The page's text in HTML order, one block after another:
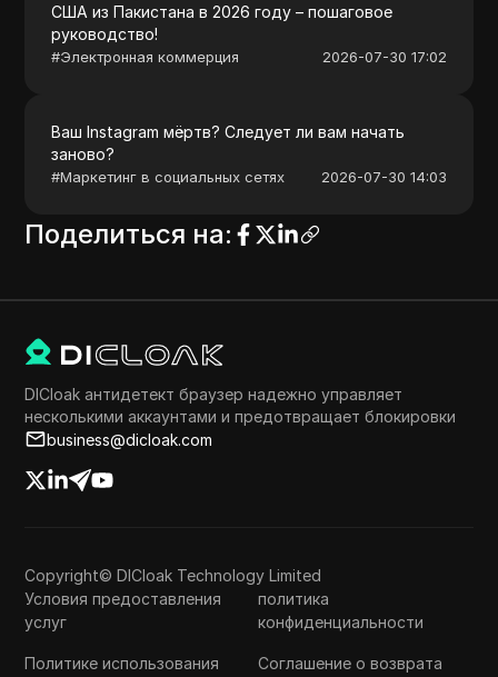
США из Пакистана в 2026 году – пошаговое
руководство!
#Электронная коммерция 2026-07-30 17:02
Ваш Instagram мёртв? Следует ли вам начать
заново?
#Маркетинг в социальных сетях 2026-07-30 14:03
Поделиться на:
DICloak антидетект браузер надежно управляет
несколькими аккаунтами и предотвращает блокировки
business@dicloak.com
Copyright© DICloak Technology Limited
Условия предоставления
услуг
политика
конфиденциальности
Политике использования
Соглашение о возврата